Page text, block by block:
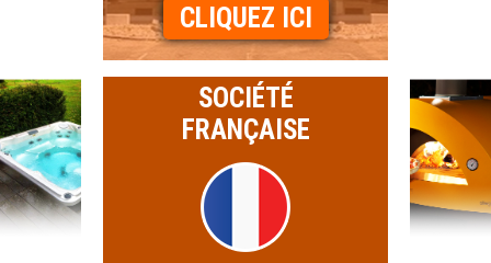
CLIQUEZ ICI
SOCIÉTÉ
FRANÇAISE